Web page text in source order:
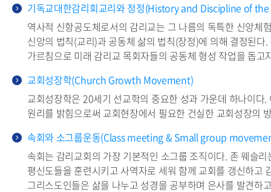
기독교대한감리회교리와 정정(History and Discipline of the
역사적 신항공도체로서의 감리교는 그 나름의 독특한 신앙
신앙의 법칙(교리)과 공동체 삶의 법칙(장정)에 의해 결정된
가르침으로 미래 감리교 목회자들의 공동체 형성 작업을 돕고
교회성장학(Church Growth Movement)
교회성장학은 20세기 선교학의 중요한 성과 가운데 하나이
원리를 밝힘으로써 교회현장에서 필요한 건실한 교회성장의
속회와 소그룹운동(Class meeting & Small group
속회는 감리교회의 가장 기본적인 소그룹 조직이다. 존 웨슬
평신도들을 훈련시키고 사역자로 세워 함께 교회를 갱신하고
그리스도인들은 삶을 나누고 성경을 공부하며 은사를 발견하